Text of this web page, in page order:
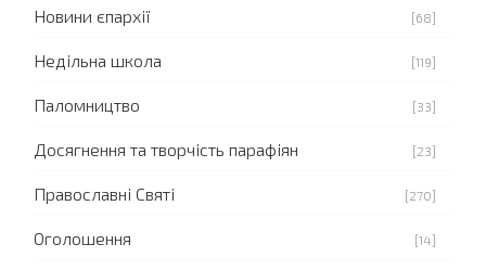
Новини єпархії [68]
Недільна школа [119]
Паломництво [33]
Досягнення та творчість парафіян [23]
Православні Святі [270]
Оголошення [14]